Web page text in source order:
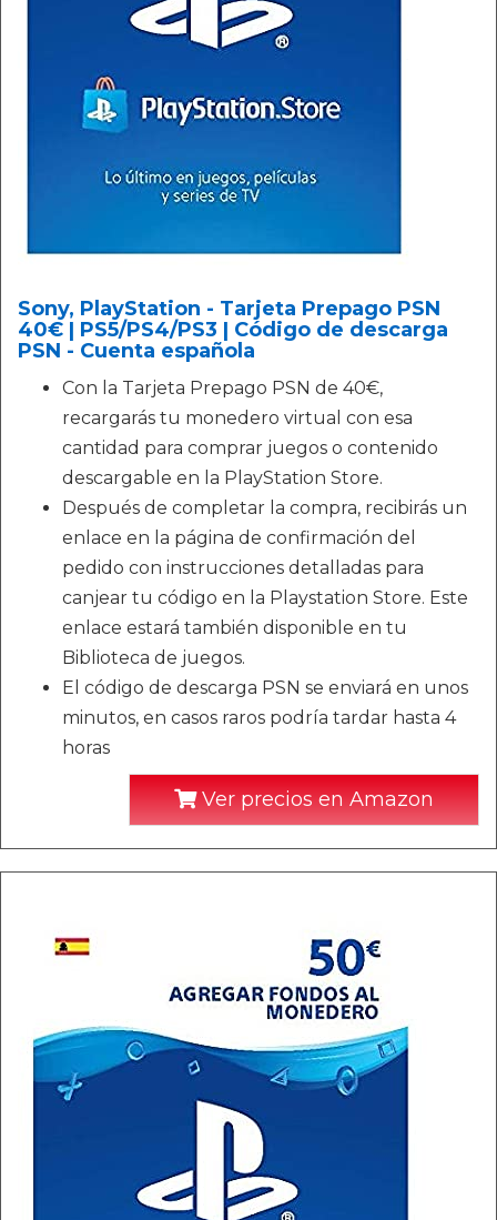
Sony, PlayStation - Tarjeta Prepago PSN
40€ | PS5/PS4/PS3 | Código de descarga
PSN - Cuenta española
Con la Tarjeta Prepago PSN de 40€,
recargarás tu monedero virtual con esa
cantidad para comprar juegos o contenido
descargable en la PlayStation Store.
Después de completar la compra, recibirás un
enlace en la página de confirmación del
pedido con instrucciones detalladas para
canjear tu código en la Playstation Store. Este
enlace estará también disponible en tu
Biblioteca de juegos.
El código de descarga PSN se enviará en unos
minutos, en casos raros podría tardar hasta 4
horas
Ver precios en Amazon